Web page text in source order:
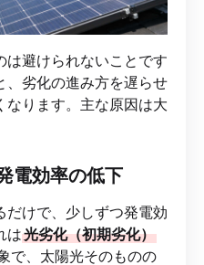
は避けられないことです
、劣化の進み方を遅らせ
なります。主な原因は大
電効率の低下
だけで、少しずつ発電効
は光劣化（初期劣化）
で、太陽光そのものの